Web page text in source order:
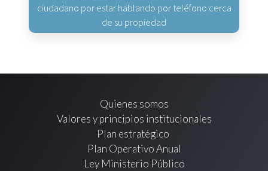
ciudadano por estar hablando por teléfono cerca
de su propiedad
Quienes somos
Valores y principios institucionales
Plan estratégico
Plan Operativo Anual
Ley Ministerio Público